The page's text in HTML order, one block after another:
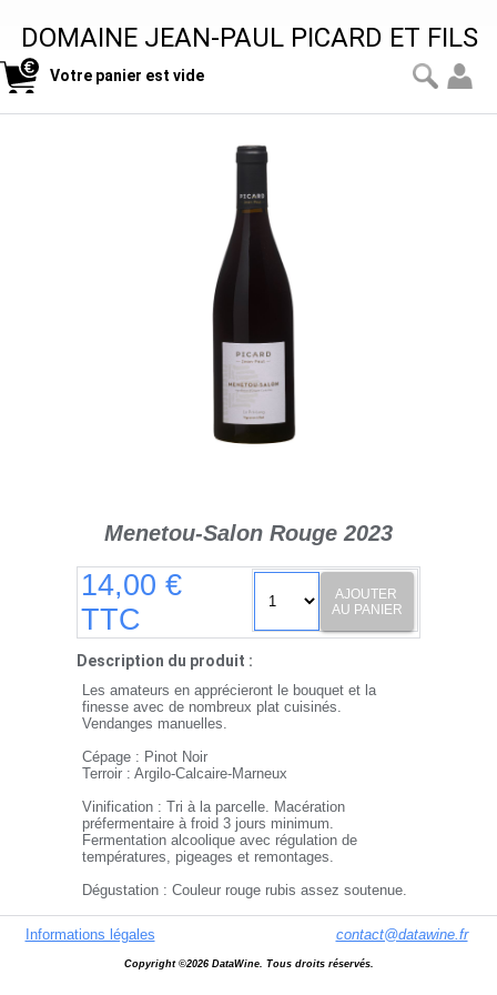
DOMAINE JEAN-PAUL PICARD ET FILS
Votre panier est vide
Menetou-Salon Rouge 2023
14,00 €
TTC
AJOUTER
AU PANIER
Description du produit :
Les amateurs en apprécieront le bouquet et la
finesse avec de nombreux plat cuisinés.
Vendanges manuelles.
Cépage : Pinot Noir
Terroir : Argilo-Calcaire-Marneux
Vinification : Tri à la parcelle. Macération
préfermentaire à froid 3 jours minimum.
Fermentation alcoolique avec régulation de
températures, pigeages et remontages.
Dégustation : Couleur rouge rubis assez soutenue.
persistant.
Gastronomie : Gibier-Viandes Blanches-fromages
Informations légales contact@datawine.fr
Copyright ©2026 DataWine. Tous droits réservés.